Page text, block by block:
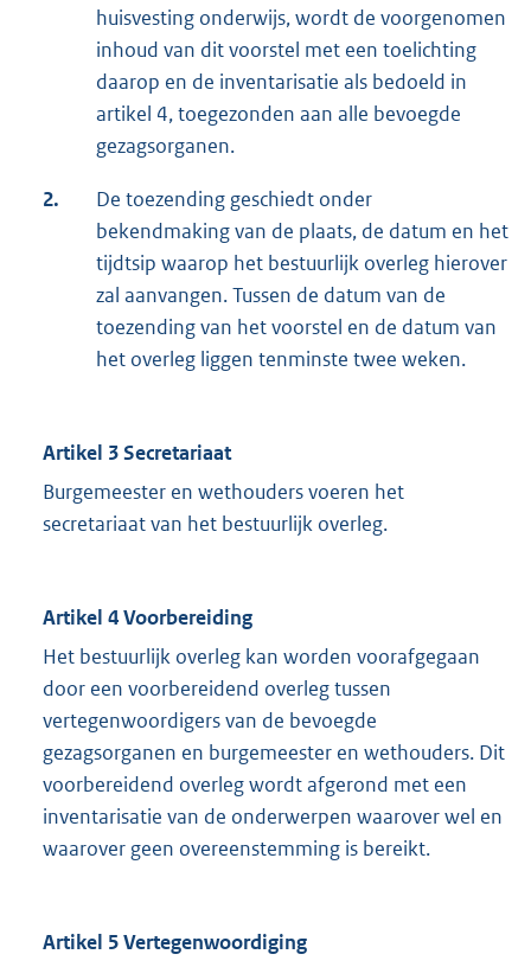
huisvesting onderwijs, wordt de voorgenomen
inhoud van dit voorstel met een toelichting
daarop en de inventarisatie als bedoeld in
artikel 4, toegezonden aan alle bevoegde
gezagsorganen.
2.
De toezending geschiedt onder
bekendmaking van de plaats, de datum en het
tijdtsip waarop het bestuurlijk overleg hierover
zal aanvangen. Tussen de datum van de
toezending van het voorstel en de datum van
het overleg liggen tenminste twee weken.
Artikel 3 Secretariaat
Burgemeester en wethouders voeren het
secretariaat van het bestuurlijk overleg.
Artikel 4 Voorbereiding
Het bestuurlijk overleg kan worden voorafgegaan
door een voorbereidend overleg tussen
vertegenwoordigers van de bevoegde
gezagsorganen en burgemeester en wethouders. Dit
voorbereidend overleg wordt afgerond met een
inventarisatie van de onderwerpen waarover wel en
waarover geen overeenstemming is bereikt.
Artikel 5 Vertegenwoordiging